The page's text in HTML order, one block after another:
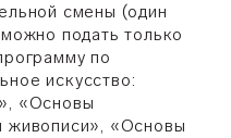
смены (один
подать только
по
искусство:
«Основы
живописи», «Основы